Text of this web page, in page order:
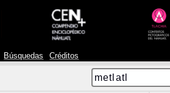
Búsquedas Créditos